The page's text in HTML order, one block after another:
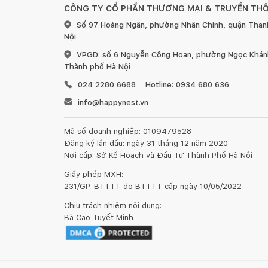
Nệm Foam Amando Flavio sẽ được bảo hành 15
được sản phẩm và áp dụng cho 15 năm đầu sử dụng
CÔNG TY CỔ PHẦN THƯƠNG MẠI & TRUYỀN
Số 97 Hoàng Ngân, phường Nhân Chính, quận
Nội
VPGD: số 6 Nguyễn Công Hoan, phường Ngọc
Thành phố Hà Nội
024 2280 6688
Hotline: 0934 680 636
info@happynest.vn
Mã số doanh nghiệp: 0109479528
Đăng ký lần đầu: ngày 31 tháng 12 năm 2020
Nơi cấp: Sở Kế Hoạch và Đầu Tư Thành Phố Hà Nội
Giấy phép MXH:
231/GP-BTTTT do BTTTT cấp ngày 10/05/2022
Chịu trách nhiệm nội dung:
Bà Cao Tuyết Minh